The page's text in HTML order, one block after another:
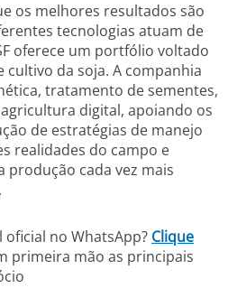
os melhores resultados são
tecnologias atuam de
oferece um portfólio voltado
da soja. A companhia
tratamento de sementes,
digital, apoiando os
de estratégias de manejo
realidades do campo e
cada vez mais
oficial no WhatsApp? Clique
primeira mão as principais